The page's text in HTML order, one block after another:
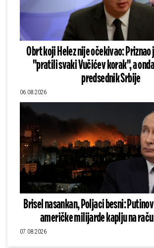
Obrt koji Helez nije očekivao: Priznao
"pratili svaki Vučićev korak", a
predsednik Srbije
06.08.2026
Brisel nasankan, Poljaci besni:
američke milijarde kaplju na
07.08.2026